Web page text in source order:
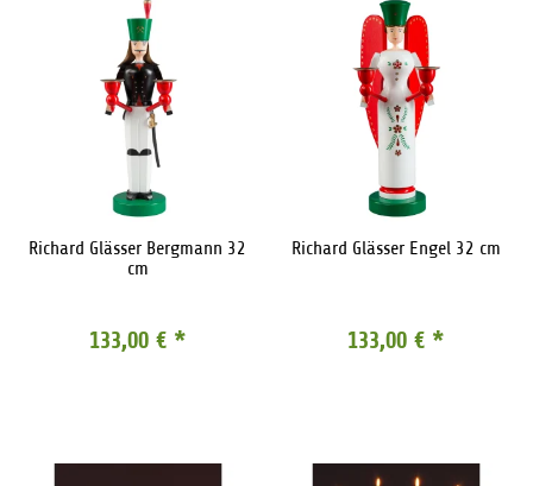
Richard Glässer Bergmann 32
cm
133,00 € *
Richard Glässer Engel 32 cm
133,00 € *